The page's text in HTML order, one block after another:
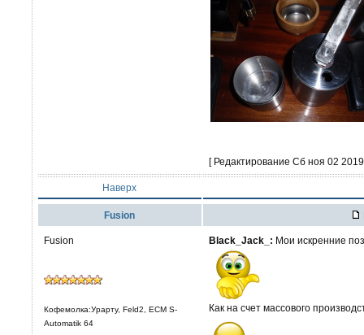
[ Редактирование Сб ноя 02
Наверх
Fusion
Fusion
Кофемолка:Урарту, Feld2, ECM S-
Automatik 64
Black_Jack_: Мои искренние
Как на счет массового